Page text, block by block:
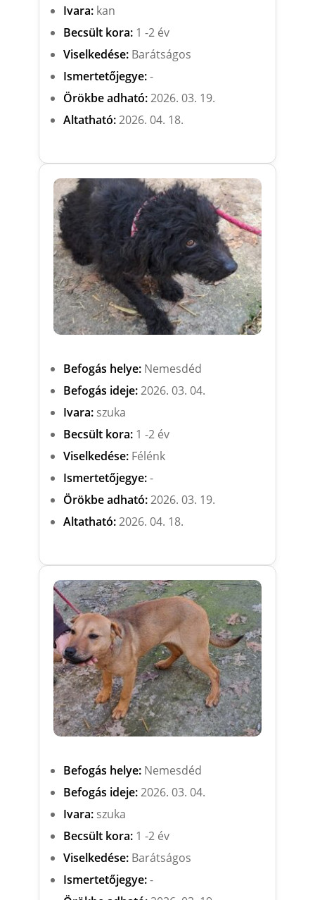
Ivara:kan
Becsült kora:1 -2 év
Viselkedése:Barátságos
Ismertetőjegye:-
Örökbe adható:2026. 03. 19.
Altatható:2026. 04. 18.
Befogás helye:Nemesdéd
Befogás ideje:2026. 03. 04.
Ivara:szuka
Becsült kora:1 -2 év
Viselkedése:Félénk
Ismertetőjegye:-
Örökbe adható:2026. 03. 19.
Altatható:2026. 04. 18.
Befogás helye:Nemesdéd
Befogás ideje:2026. 03. 04.
Ivara:szuka
Becsült kora:1 -2 év
Viselkedése:Barátságos
Ismertetőjegye:-